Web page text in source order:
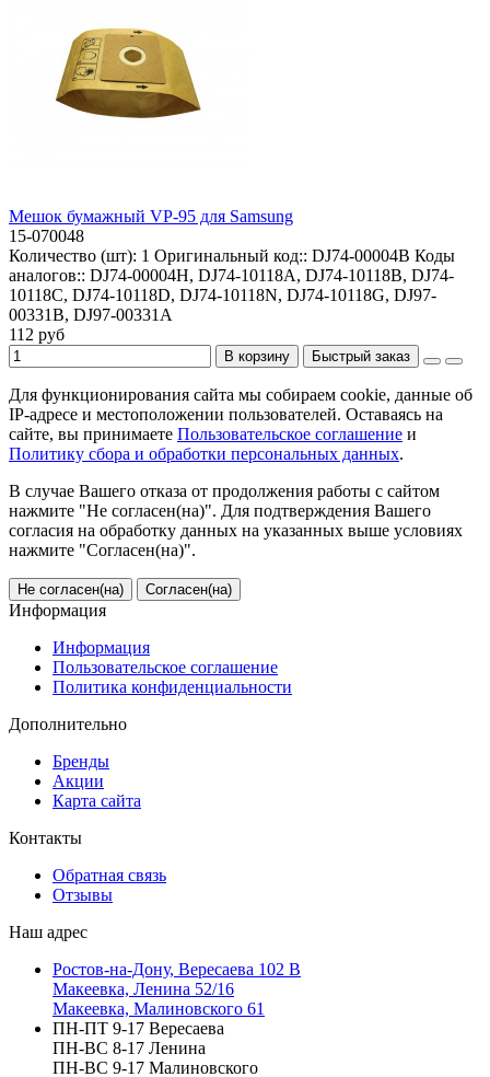
Мешок бумажный VP-95 для Samsung
15-070048
Количество (шт): 1 Оригинальный код:: DJ74-00004B Коды
аналогов:: DJ74-00004H, DJ74-10118A, DJ74-10118B, DJ74-
10118C, DJ74-10118D, DJ74-10118N, DJ74-10118G, DJ97-
00331B, DJ97-00331A
112 руб
В корзину Быстрый заказ
Для функционирования сайта мы собираем cookie, данные об
IP-адресе и местоположении пользователей. Оставаясь на
сайте, вы принимаете Пользовательское соглашение и
Политику сбора и обработки персональных данных.
В случае Вашего отказа от продолжения работы с сайтом
нажмите "Не согласен(на)". Для подтверждения Вашего
согласия на обработку данных на указанных выше условиях
нажмите "Согласен(на)".
Не согласен(на) Согласен(на)
Информация
Информация
Пользовательское соглашение
Политика конфиденциальности
Дополнительно
Бренды
Акции
Карта сайта
Контакты
Обратная связь
Отзывы
Наш адрес
Ростов-на-Дону, Вересаева 102 В
Макеевка, Ленина 52/16
Макеевка, Малиновского 61
ПН-ПТ 9-17 Вересаева
ПН-ВС 8-17 Ленина
ПН-ВС 9-17 Малиновского